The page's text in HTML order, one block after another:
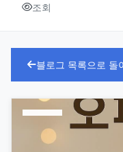
조회
블로그 목록으로 돌